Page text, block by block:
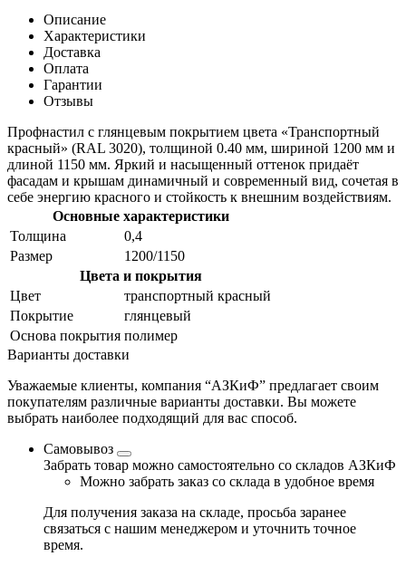
Описание
Характеристики
Доставка
Оплата
Гарантии
Отзывы
Профнастил с глянцевым покрытием цвета «Транспортный
красный» (RAL 3020), толщиной 0.40 мм, шириной 1200 мм и
длиной 1150 мм. Яркий и насыщенный оттенок придаёт
фасадам и крышам динамичный и современный вид, сочетая в
себе энергию красного и стойкость к внешним воздействиям.
Основные характеристики
Толщина
0,4
Размер
1200/1150
Цвета и покрытия
Цвет
транспортный красный
Покрытие
глянцевый
Основа покрытия полимер
Варианты доставки
Уважаемые клиенты, компания “АЗКиФ” предлагает своим
покупателям различные варианты доставки. Вы можете
выбрать наиболее подходящий для вас способ.
Самовывоз
Забрать товар можно самостоятельно со складов АЗКиФ
Можно забрать заказ со склада в удобное время
Для получения заказа на складе, просьба заранее
связаться с нашим менеджером и уточнить точное
время.